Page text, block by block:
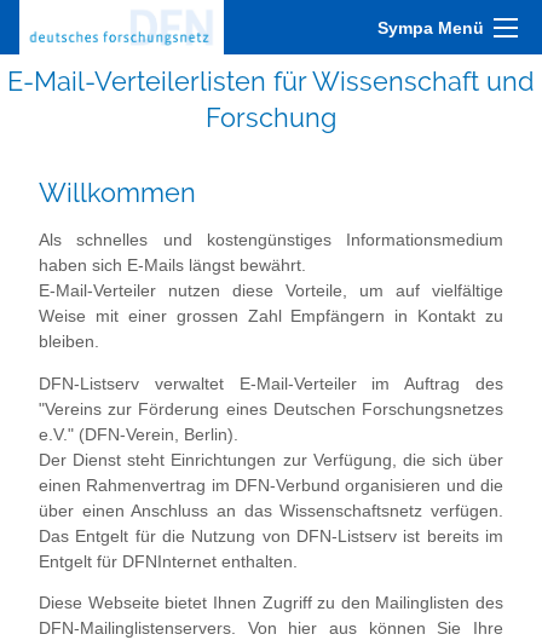
Sympa Menü
E-Mail-Verteilerlisten für Wissenschaft und
Forschung
Willkommen
Als schnelles und kostengünstiges Informationsmedium
haben sich E-Mails längst bewährt.
E-Mail-Verteiler nutzen diese Vorteile, um auf vielfältige
Weise mit einer grossen Zahl Empfängern in Kontakt zu
bleiben.
DFN-Listserv verwaltet E-Mail-Verteiler im Auftrag des
"Vereins zur Förderung eines Deutschen Forschungsnetzes
e.V." (DFN-Verein, Berlin).
Der Dienst steht Einrichtungen zur Verfügung, die sich über
einen Rahmenvertrag im DFN-Verbund organisieren und die
über einen Anschluss an das Wissenschaftsnetz verfügen.
Das Entgelt für die Nutzung von DFN-Listserv ist bereits im
Entgelt für DFNInternet enthalten.
Diese Webseite bietet Ihnen Zugriff zu den Mailinglisten des
DFN-Mailinglistenservers. Von hier aus können Sie Ihre